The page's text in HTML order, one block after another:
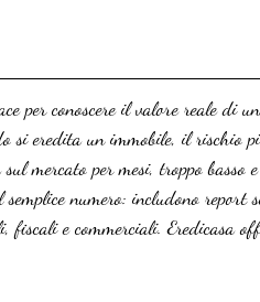
per conoscere il valore reale di
eredita un immobile, il rischio
mercato per mesi, troppo basso
numero: includono
fiscali e commerciali. Eredicasa